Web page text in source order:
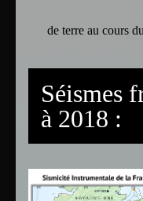
de terre au cours
Séismes
à 2018 :